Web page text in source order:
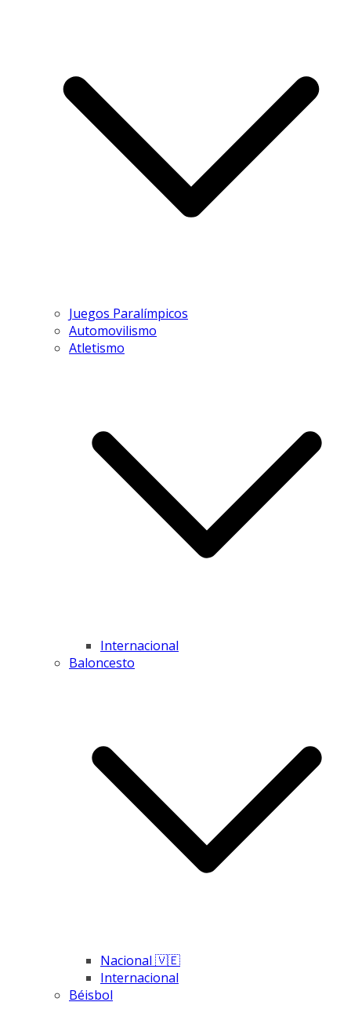
Juegos Paralímpicos
Automovilismo
Atletismo
Internacional
Baloncesto
Nacional 🇻🇪
Internacional
Béisbol